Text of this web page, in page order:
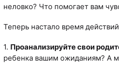
неловко? Что помогает вам
Теперь настало время
1. Проанализируйте свои
ребенка вашим ожиданиям? А